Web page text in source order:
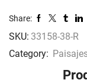
Share:
SKU: 33158-38-R
Category: